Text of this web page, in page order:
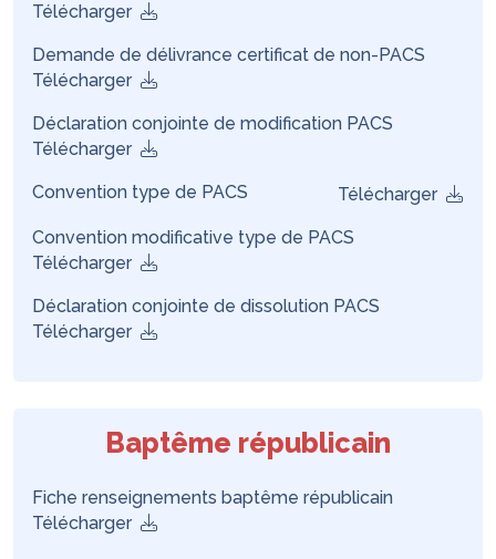
Télécharger
Demande de délivrance certificat de non-PACS
Télécharger
Déclaration conjointe de modification PACS
Télécharger
Convention type de PACS Télécharger
Convention modificative type de PACS
Télécharger
Déclaration conjointe de dissolution PACS
Télécharger
Baptême républicain
Fiche renseignements baptême républicain
Télécharger